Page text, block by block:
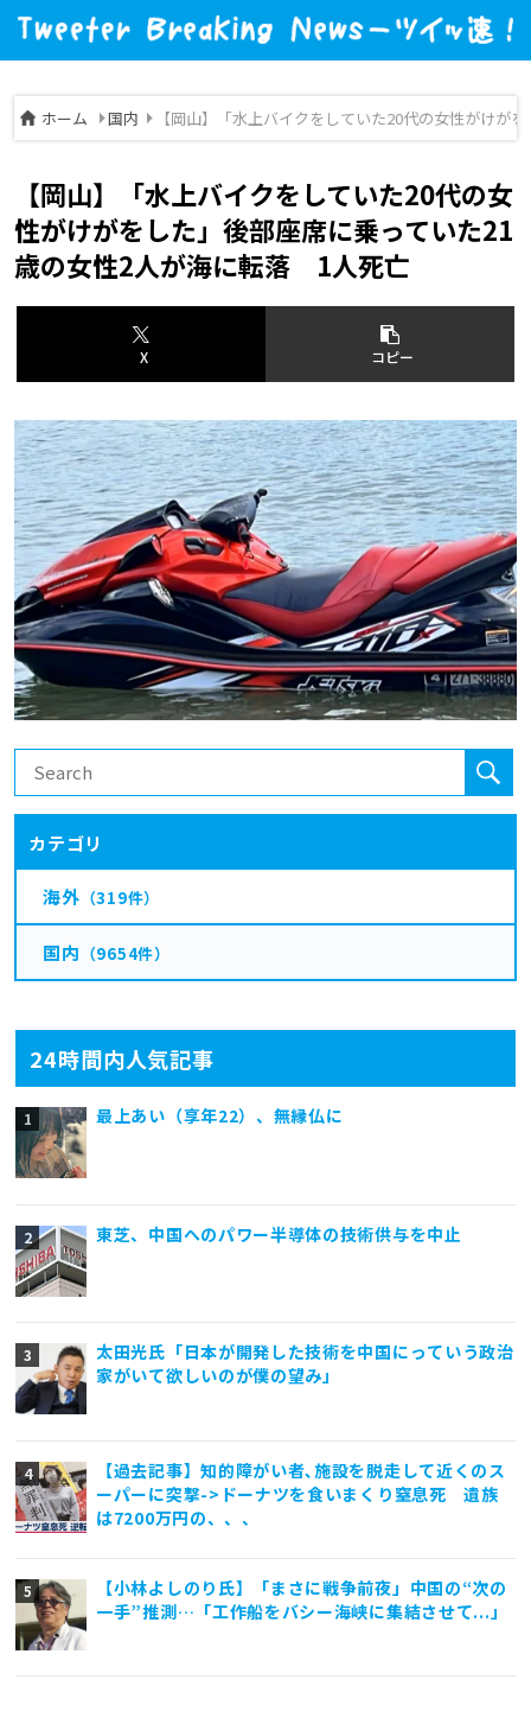
ホーム 国内 【岡山】「水上バイクをしていた20代の女性がけ
24時間内人気記事
最上あい（享年22）、無縁仏に
東芝、中国へのパワー半導体の技術供与を中止
太田光氏「日本が開発した技術を中国にっていう政治
家がいて欲しいのが僕の望み」
【過去記事】知的障がい者､施設を脱走して近くのス
ーパーに突撃->ドーナツを食いまくり窒息死 遺族
は7200万円の、、、
【小林よしのり氏】「まさに戦争前夜」中国の“次の
一手”推測…「工作船をバシー海峡に集結させて...」
【岡山】「水上バイクをしていた20代の女
性がけがをした」後部座席に乗っていた21
歳の女性2人が海に転落 1人死亡
X コピー
カテゴリ
海外 （319件）
国内 （9654件）